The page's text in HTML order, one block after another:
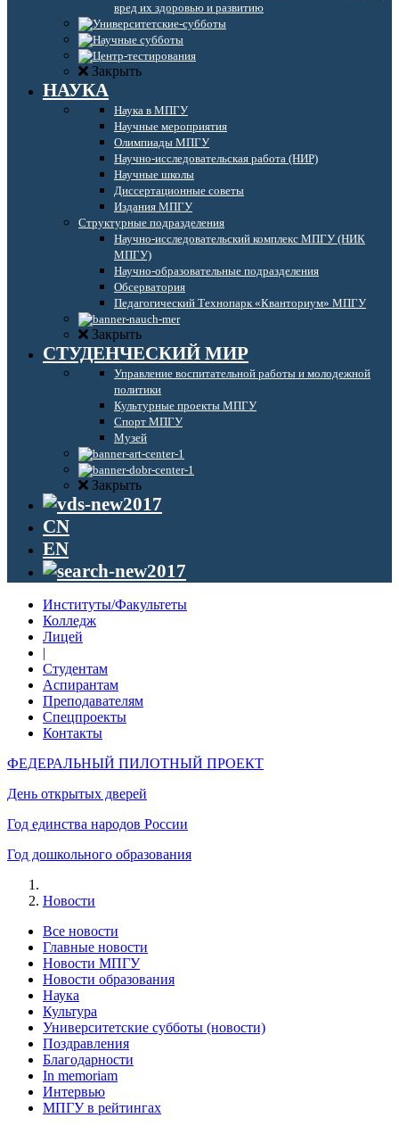
вред их здоровью и развитию
Закрыть
НАУКА
Наука в МПГУ
Научные мероприятия
Олимпиады МПГУ
Научно-исследовательская работа (НИР)
Научные школы
Диссертационные советы
Издания МПГУ
Структурные подразделения
Научно-исследовательский комплекс МПГУ (НИК
МПГУ)
Научно-образовательные подразделения
Обсерватория
Педагогический Технопарк «Кванториум» МПГУ
Закрыть
СТУДЕНЧЕСКИЙ МИР
Управление воспитательной работы и молодежной
политики
Культурные проекты МПГУ
Спорт МПГУ
Музей
Закрыть
CN
EN
Институты/Факультеты
Колледж
Лицей
|
Студентам
Аспирантам
Преподавателям
Спецпроекты
Контакты
ФЕДЕРАЛЬНЫЙ ПИЛОТНЫЙ ПРОЕКТ
День открытых дверей
Год единства народов России
Год дошкольного образования
Новости
Все новости
Главные новости
Новости МПГУ
Новости образования
Наука
Культура
Университетские субботы (новости)
Поздравления
Благодарности
In memoriam
Интервью
МПГУ в рейтингах